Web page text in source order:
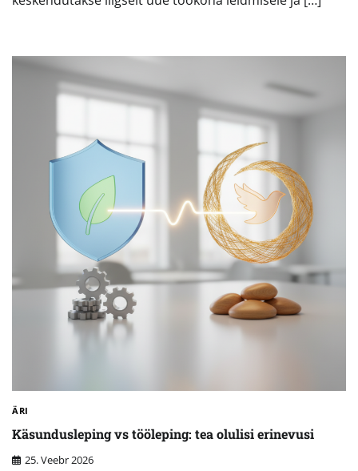
ÄRI
Käsundusleping vs tööleping: tea olulisi erinevusi
25. Veebr 2026